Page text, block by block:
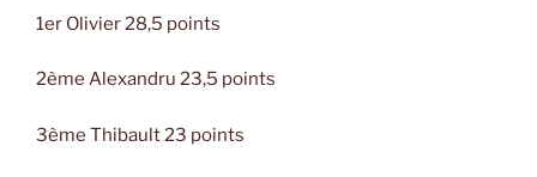
1er Olivier 28,5 points
2ème Alexandru 23,5 points
3ème Thibault 23 points